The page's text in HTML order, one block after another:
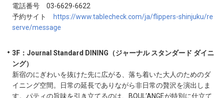
電話番号 03-6629-6622
予約サイト
https://www.tablecheck.com/ja/flippers-shinjuku/re
serve/message
3F：Journal Standard DINING（ジャーナル スタンダード ダイニ
ング）
新宿のにぎわいを抜けた先に広がる、落ち着いた大人のためのダ
イニング空間。日常の延長でありながら非日常の贅沢を演出しま
す。パティの旨味を引き立てるのは、BOUL’ANGEが特別に仕立て